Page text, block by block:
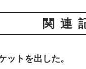
関連
ットを出した。